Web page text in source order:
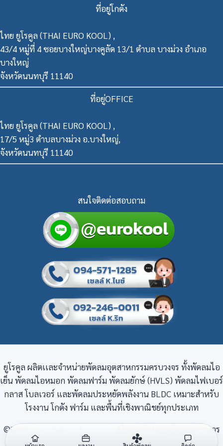
ที่อยู่โกดัง
ไทย ยูโรคูล (THAI EURO KOOL) ,
43/4 หมู่ที่ 4 ซอยบางใหญ่บางคูลัด 13/1 ตำบล บางม่วง อำเภอ
บางใหญ่
จังหวัดนนทบุรี 11140
ที่อยู่OFFICE
ไทย ยูโรคูล (THAI EURO KOOL) ,
17/5 หมู่3 ตำบลบางม่วง อ.บางใหญ่,
จังหวัดนนทบุรี 11140
สนใจติดต่อสอบถาม
ยูโรคูล ผลิตเเละจำหน่ายพัดลมอุตสาหกรรมครบวงจร ทั้งพัดลมไอ
เย็น พัดลมไอหมอก พัดลมฟาร์ม พัดลมยักษ์ (HVLS) พัดลมไฟเบอร์
กลาส โบลเวอร์ และพัดลมประหยัดพลังงาน BLDC เหมาะสำหรับ
โรงงาน โกดัง ฟาร์ม และพื้นที่เชิงพาณิชย์ทุกประเภท
©2026
ยูโรคูล จำหน่ายพัดลมครบวงจร